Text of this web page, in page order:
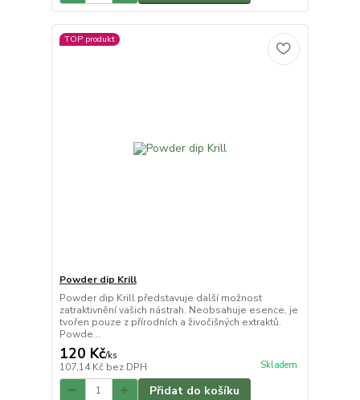
TOP produkt
Powder dip Krill
Powder dip Krill představuje další možnost
zatraktivnění vašich nástrah. Neobsahuje esence, je
tvořen pouze z přírodních a živočišných extraktů.
Powde...
120 Kč/ks
107,14 Kč bez DPH Skladem
Přidat do košíku